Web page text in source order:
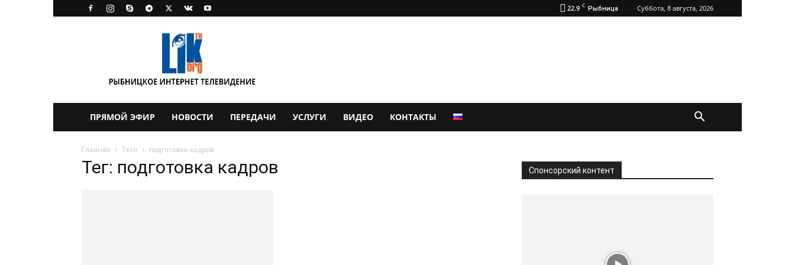
22.9 C Рыбница Суббота, 8 августа, 2026
ПРЯМОЙ ЭФИР НОВОСТИ ПЕРЕДАЧИ УСЛУГИ ВИДЕО КОНТАКТЫ
Главная Теги подготовка кадров
Тег: подготовка кадров Спонсорский контент